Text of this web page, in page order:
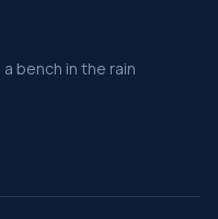
bench in the rain